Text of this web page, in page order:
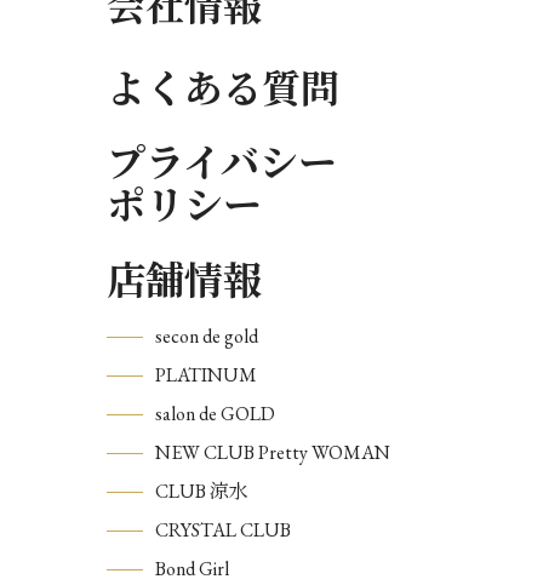
よくある質問
プライバシー
ポリシー
店舗情報
secon de gold
PLATINUM
salon de GOLD
NEW CLUB Pretty WOMAN
CLUB 涼水
CRYSTAL CLUB
Bond Girl